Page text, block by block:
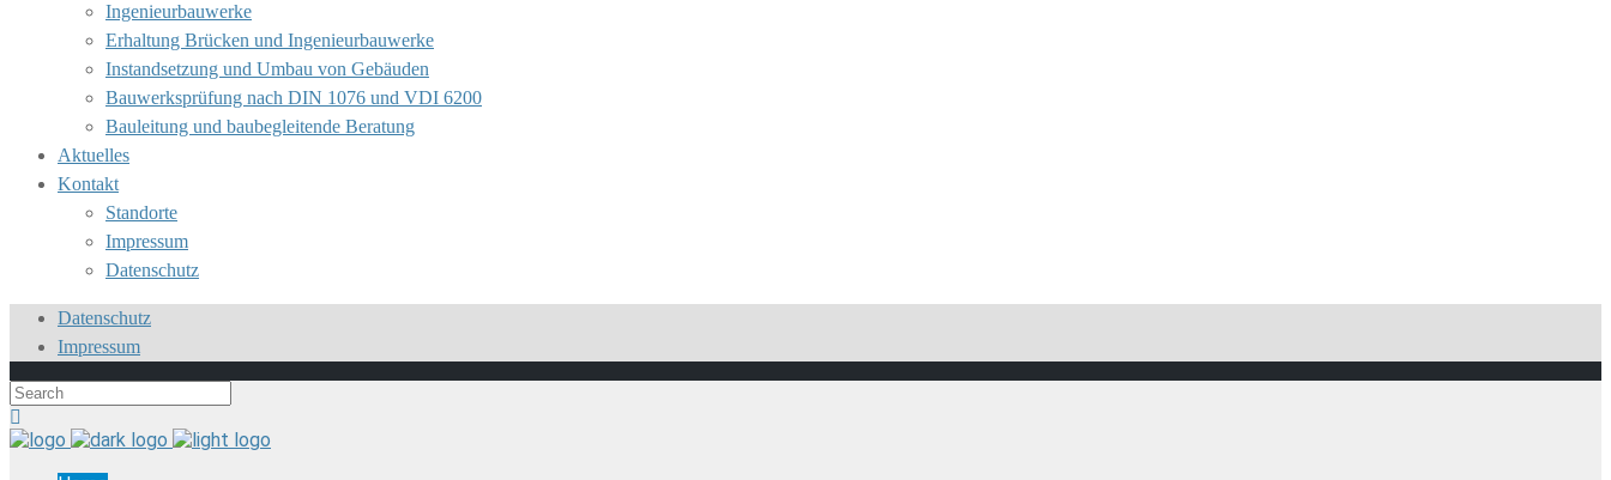
Ingenieurbauwerke
Erhaltung Brücken und Ingenieurbauwerke
Instandsetzung und Umbau von Gebäuden
Bauwerksprüfung nach DIN 1076 und VDI 6200
Bauleitung und baubegleitende Beratung
Aktuelles
Kontakt
Standorte
Impressum
Datenschutz
Datenschutz
Impressum